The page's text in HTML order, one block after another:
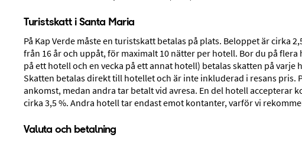
Turistskatt i Santa Maria
På Kap Verde måste en turistskatt betalas på plats. Beloppet är cirka
från 16 år och uppåt, för maximalt 10 nätter per hotell. Bor du på
på ett hotell och en vecka på ett annat hotell) betalas skatten på
Skatten betalas direkt till hotellet och är inte inkluderad i resans pris.
ankomst, medan andra tar betalt vid avresa. En del hotell accepterar
cirka 3,5 %. Andra hotell tar endast emot kontanter, varför vi
Valuta och betalning